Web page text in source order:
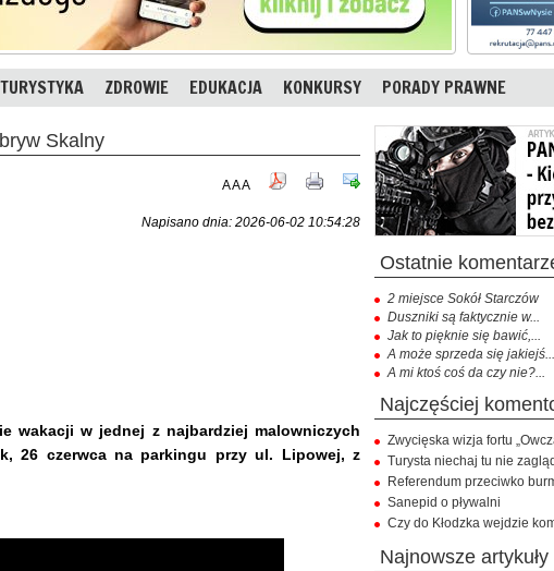
TURYSTYKA ZDROWIE EDUKACJA KONKURSY PORADY PRAWNE
Skalny
AAA
Napisano dnia: 2026-06-02 10:54:28
wakacji w jednej z najbardziej malowniczych
26 czerwca na parkingu przy ul. Lipowej, z
ostatnie
2 miejsce Sokół Starczów
Duszniki są faktycznie w...
Jak to pięknie się bawić,...
A może sprzeda się jakiejś...
A mi ktoś coś da czy nie?...
najczęściej
Zwycięska wizja fortu
Turysta niechaj tu nie
Referendum przeciwko
Sanepid o pływalni
Czy do Kłodzka wejdzie
najnowsze artykuły